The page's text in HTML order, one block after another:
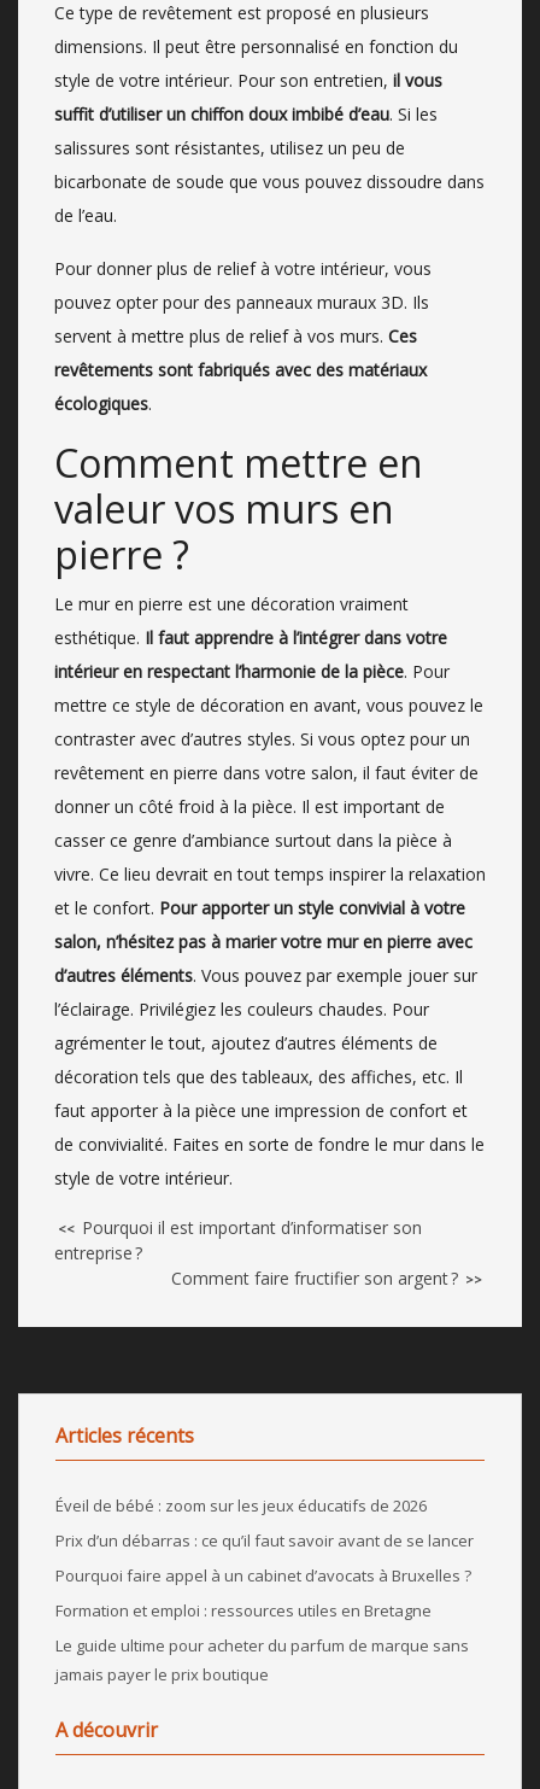
Ce type de revêtement est proposé en plusieurs
dimensions. Il peut être personnalisé en fonction du
style de votre intérieur. Pour son entretien, il vous
suffit d’utiliser un chiffon doux imbibé d’eau. Si les
salissures sont résistantes, utilisez un peu de
bicarbonate de soude que vous pouvez dissoudre dans
de l’eau.
Pour donner plus de relief à votre intérieur, vous
pouvez opter pour des panneaux muraux 3D. Ils
servent à mettre plus de relief à vos murs. Ces
revêtements sont fabriqués avec des matériaux
écologiques.
Comment mettre en
valeur vos murs en
pierre ?
Le mur en pierre est une décoration vraiment
esthétique. Il faut apprendre à l’intégrer dans votre
intérieur en respectant l’harmonie de la pièce. Pour
mettre ce style de décoration en avant, vous pouvez le
contraster avec d’autres styles. Si vous optez pour un
revêtement en pierre dans votre salon, il faut éviter de
donner un côté froid à la pièce. Il est important de
casser ce genre d’ambiance surtout dans la pièce à
vivre. Ce lieu devrait en tout temps inspirer la relaxation
et le confort. Pour apporter un style convivial à votre
salon, n’hésitez pas à marier votre mur en pierre avec
d’autres éléments. Vous pouvez par exemple jouer sur
l’éclairage. Privilégiez les couleurs chaudes. Pour
agrémenter le tout, ajoutez d’autres éléments de
décoration tels que des tableaux, des affiches, etc. Il
faut apporter à la pièce une impression de confort et
de convivialité. Faites en sorte de fondre le mur dans le
style de votre intérieur.
<< Pourquoi il est important d’informatiser son
entreprise ?
Comment faire fructifier son argent ? >>
Articles récents
Éveil de bébé : zoom sur les jeux éducatifs de 2026
Prix d’un débarras : ce qu’il faut savoir avant de se lancer
Pourquoi faire appel à un cabinet d’avocats à Bruxelles ?
Formation et emploi : ressources utiles en Bretagne
Le guide ultime pour acheter du parfum de marque sans
jamais payer le prix boutique
A découvrir